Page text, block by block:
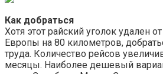
Как добраться
Хотя этот райский уголок удален
Европы на 80 километров,
труда. Количество рейсов
месяцы. Наиболее дешевый